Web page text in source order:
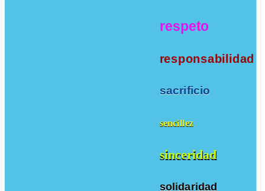
respeto
responsabilidad
sacrificio
sencillez
sinceridad
solidaridad